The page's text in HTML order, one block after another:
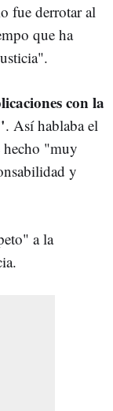
fue derrotar al
que ha
con la
. Así hablaba el
hecho "muy
y
a la